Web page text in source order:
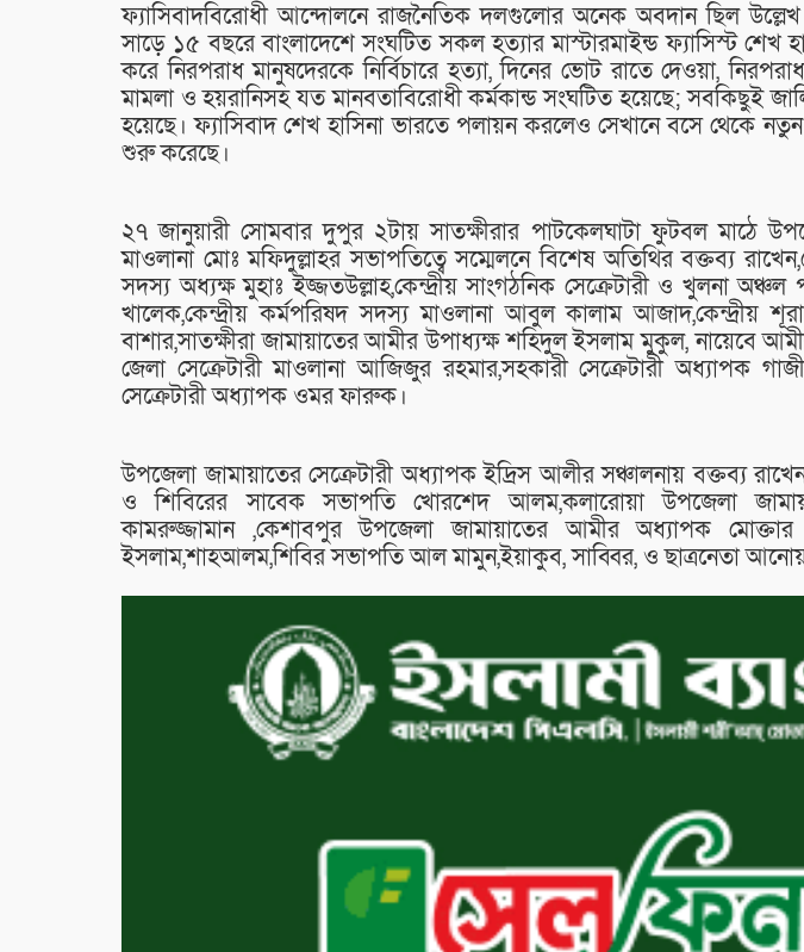
ফ্যাসিবাদবিরোধী আন্দোলনে রাজনৈতিক দলগুলোর অনেক অবদান ছিল
সাড়ে ১৫ বছরে বাংলাদেশে সংঘটিত সকল হত্যার মাস্টারমাইন্ড ফ্যাসিস্ট শেখ
করে নিরপরাধ মানুষদেরকে নির্বিচারে হত্যা, দিনের ভোট রাতে দেওয়া,
মামলা ও হয়রানিসহ যত মানবতাবিরোধী কর্মকান্ড সংঘটিত হয়েছে; সবকিছুই
হয়েছে। ফ্যাসিবাদ শেখ হাসিনা ভারতে পলায়ন করলেও সেখানে বসে থেকে নতুন
শুরু করেছে।
২৭ জানুয়ারী সোমবার দুপুর ২টায় সাতক্ষীরার পাটকেলঘাটা ফুটবল মাঠে
মাওলানা মোঃ মফিদুল্লাহর সভাপতিত্বে সম্মেলনে বিশেষ অতিথির বক্তব্য
সদস্য অধ্যক্ষ মুহাঃ ইজ্জতউল্লাহ,কেন্দ্রীয় সাংগঠনিক সেক্রেটারী ও খুলনা
খালেক,কেন্দ্রীয় কর্মপরিষদ সদস্য মাওলানা আবুল কালাম আজাদ,কেন্দ্রীয়
বাশার,সাতক্ষীরা জামায়াতের আমীর উপাধ্যক্ষ শহিদুল ইসলাম মুকুল, নায়েবে
জেলা সেক্রেটারী মাওলানা আজিজুর রহমার,সহকারী সেক্রেটারী অধ্যাপক
সেক্রেটারী অধ্যাপক ওমর ফারুক।
উপজেলা জামায়াতের সেক্রেটারী অধ্যাপক ইদ্রিস আলীর সঞ্চালনায় বক্তব্য
ও শিবিরের সাবেক সভাপতি খোরশেদ আলম,কলারোয়া উপজেলা
কামরুজ্জামান ,কেশাবপুর উপজেলা জামায়াতের আমীর অধ্যাপক
ইসলাম,শাহআলম,শিবির সভাপতি আল মামুন,ইয়াকুব, সাব্বির, ও ছাত্রনেতা